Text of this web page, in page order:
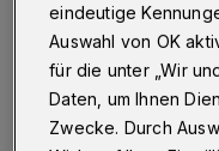
Joachim Drews neben
Foto: Roderich Trapp
eindeutige
Auswahl von OK
für die unter „Wir
Daten, um Ihnen
Zwecke. Durch